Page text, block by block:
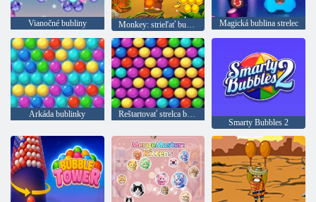
Vianočné bubliny Magická bublina strelec
Arkáda bublinky
Reštartovať strelca bubliny
Smarty Bubbles 2